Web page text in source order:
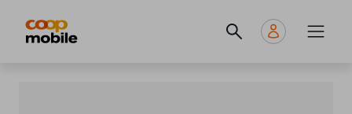
principale